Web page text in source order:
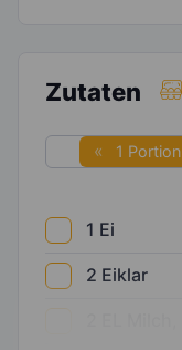
Zutaten
1 Portion
1 Ei
2 Eiklar